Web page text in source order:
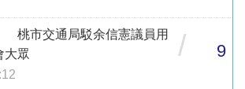
桃市交通局駁余信憲議員用
大眾
/ 9